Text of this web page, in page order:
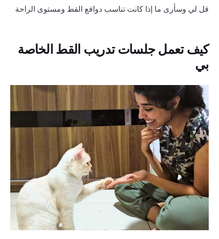
قل لي وسأرى ما إذا كانت تناسب دوافع القط ومستوى الراحة
كيف تعمل جلسات تدريب القط الخاصة
بي